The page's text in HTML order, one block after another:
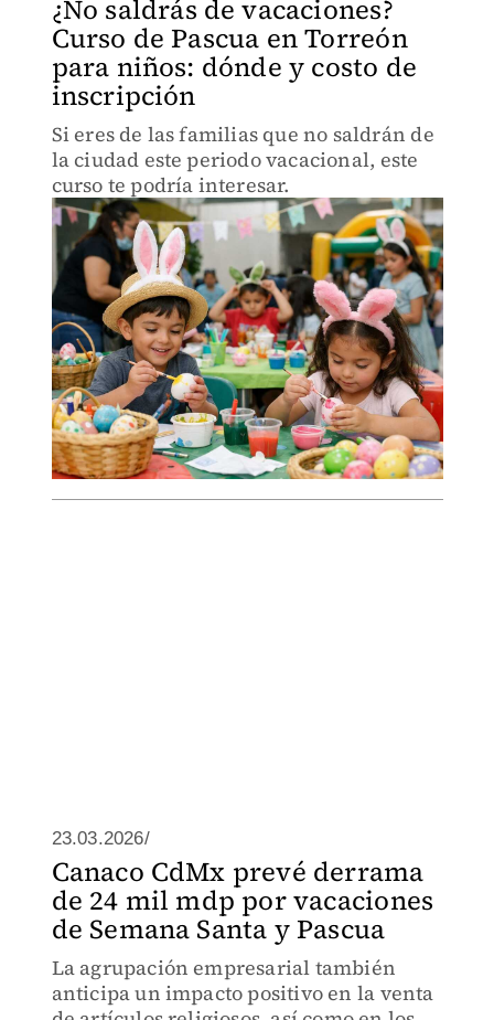
¿No saldrás de vacaciones?
Curso de Pascua en Torreón
para niños: dónde y costo de
inscripción
Si eres de las familias que no saldrán de
la ciudad este periodo vacacional, este
curso te podría interesar.
23.03.2026/
Canaco CdMx prevé derrama
de 24 mil mdp por vacaciones
de Semana Santa y Pascua
La agrupación empresarial también
anticipa un impacto positivo en la venta